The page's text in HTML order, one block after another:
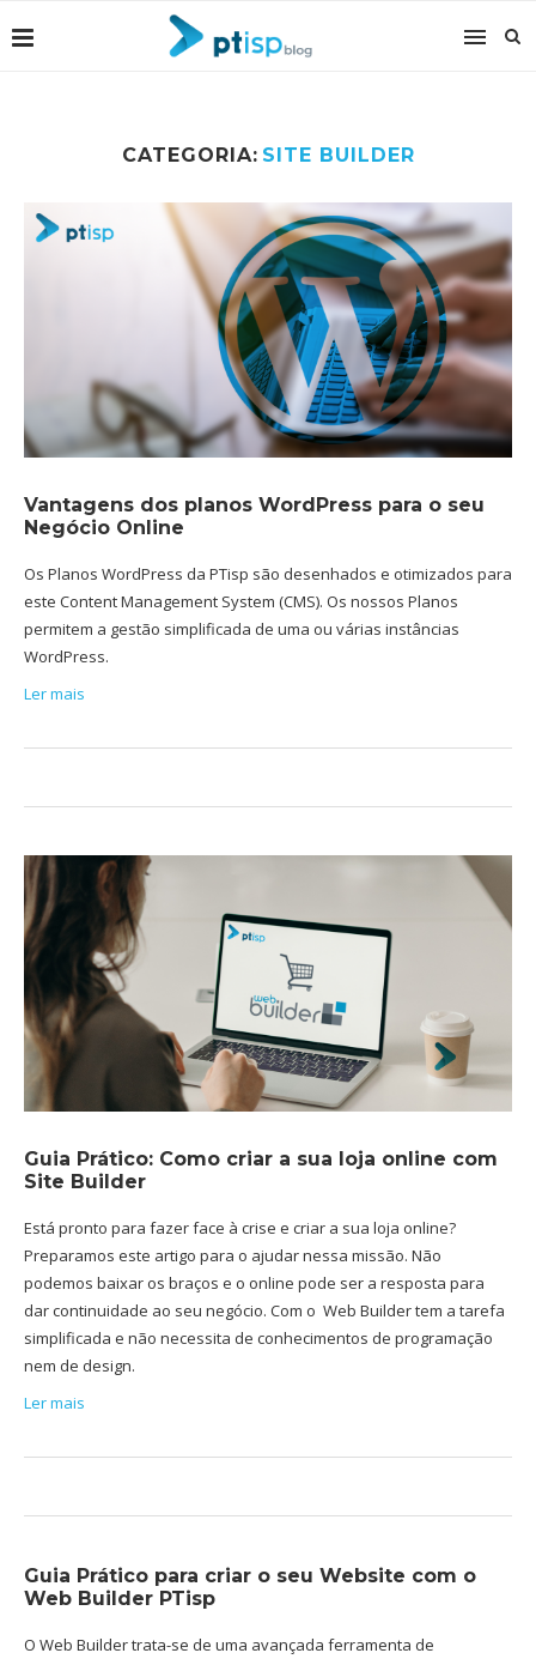
CATEGORIA: SITE BUILDER
Vantagens dos planos WordPress para o seu
Negócio Online
Os Planos WordPress da PTisp são desenhados e otimizados para
este Content Management System (CMS). Os nossos Planos
permitem a gestão simplificada de uma ou várias instâncias
WordPress.
Ler mais
Guia Prático: Como criar a sua loja online com
Site Builder
Está pronto para fazer face à crise e criar a sua loja online?
Preparamos este artigo para o ajudar nessa missão. Não
podemos baixar os braços e o online pode ser a resposta para
dar continuidade ao seu negócio. Com o Web Builder tem a tarefa
simplificada e não necessita de conhecimentos de programação
nem de design.
Ler mais
Guia Prático para criar o seu Website com o
Web Builder PTisp
O Web Builder trata-se de uma avançada ferramenta de